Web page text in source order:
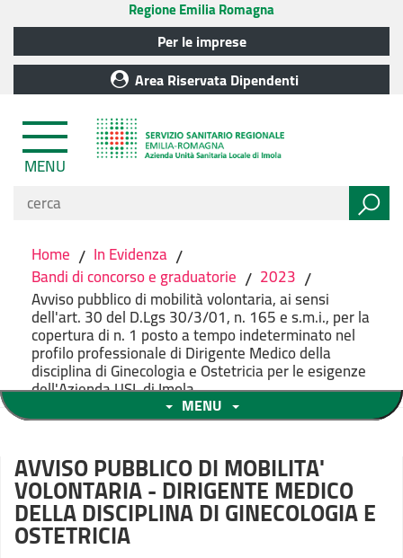
Regione Emilia Romagna
Per le imprese
Area Riservata Dipendenti
MENU
Home / In Evidenza /
Bandi di concorso e graduatorie / 2023 /
Avviso pubblico di mobilità volontaria, ai sensi
dell'art. 30 del D.Lgs 30/3/01, n. 165 e s.m.i., per la
copertura di n. 1 posto a tempo indeterminato nel
profilo professionale di Dirigente Medico della
disciplina di Ginecologia e Ostetricia per le esigenze
dell'Azienda USL di Imola
MENU
AVVISO PUBBLICO DI MOBILITA'
VOLONTARIA - DIRIGENTE MEDICO
DELLA DISCIPLINA DI GINECOLOGIA E
OSTETRICIA